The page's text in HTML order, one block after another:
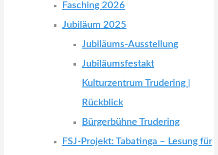
Fasching 2026
Jubiläum 2025
Jubiläums-Ausstellung
Jubiläumsfestakt
Kulturzentrum Trudering |
Rückblick
Bürgerbühne Trudering
FSJ-Projekt: Tabatinga – Lesung für